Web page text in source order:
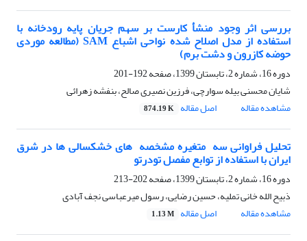
بررسی اثر وجود منشأ کارست بر سهم جریان پایه رودخانه با
استفاده از مدل اصلاح شده نواحی اشباع SAM (مطالعه موردی
حوضه کازرون و دشت برم)
دوره 16، شماره 2، تابستان 1399، صفحه
192-201
شایان محسنی بیله سوارچی، فرزین نصیری صالح، بنفشه زهرائی
مشاهده مقاله
اصل مقاله 874.19 K
تحلیل فراوانی سه ‌ متغیره مشخصه ‌ های خشکسالی‌ ها در شرق
ایران با استفاده از توابع مفصل تودرتو
دوره 16، شماره 2، تابستان 1399، صفحه
202-213
ذبیح الله خانی تملیه، حسین رضایی، رسول میرعباسی نجف آبادی
مشاهده مقاله
اصل مقاله 1.13 M